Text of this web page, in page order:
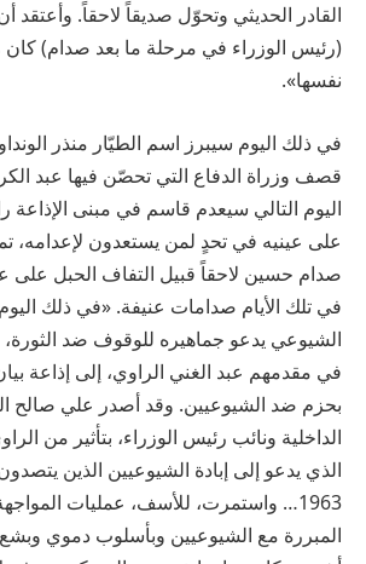
القادر الحديثي وتحوّل صديقاً لاحقاً. وأعتقد
(رئيس الوزراء في مرحلة ما بعد صدام) كان
نفسها».
في ذلك اليوم سيبرز اسم الطيّار منذر
قصف وزراة الدفاع التي تحصّن فيها عبد
اليوم التالي سيعدم قاسم في مبنى الإذاعة
على عينيه في تحدٍ لمن يستعدون لإعدامه،
صدام حسين لاحقاً قبيل التفاف الحبل على
في تلك الأيام صدامات عنيفة. «في ذلك
الشيوعي يدعو جماهيره للوقوف ضد الثورة،
في مقدمهم عبد الغني الراوي، إلى إذاعة
بحزم ضد الشيوعيين. وقد أصدر علي صالح
1963… واستمرت، للأسف، عمليات
المبررة مع الشيوعيين وبأسلوب دموي